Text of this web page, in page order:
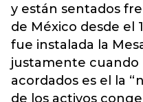
y están sentados
de México desde el
fue instalada la
justamente
acordados es el la
de los activos